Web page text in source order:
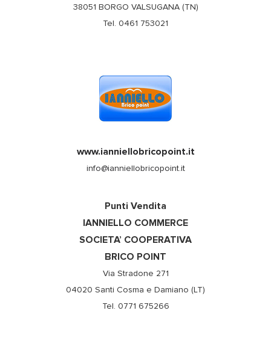
38051 BORGO VALSUGANA (TN)
Tel. 0461 753021
www.ianniellobricopoint.it
info@ianniellobricopoint.it
Punti Vendita
IANNIELLO COMMERCE
SOCIETA’ COOPERATIVA
BRICO POINT
Via Stradone 271
04020 Santi Cosma e Damiano (LT)
Tel. 0771 675266